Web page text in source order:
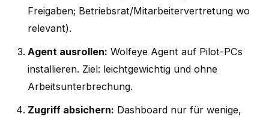
Freigaben; Betriebsrat/Mitarbeitervertretung wo
relevant).
Agent ausrollen: Wolfeye Agent auf Pilot-PCs
installieren. Ziel: leichtgewichtig und ohne
Arbeitsunterbrechung.
Zugriff absichern: Dashboard nur für wenige,